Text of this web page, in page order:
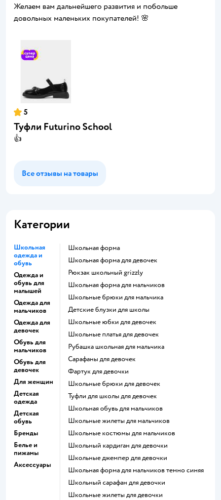
Желаем вам дальнейшего развития и побольше
довольных маленьких покупателей! 🌸
5
Туфли Futurino School
👍
Все отзывы на товары
Категории
Школьная
одежда и
обувь
Одежда и
обувь для
малышей
Одежда для
мальчиков
Одежда для
девочек
Обувь для
мальчиков
Обувь для
девочек
Для женщин
Детская
одежда
Детская
обувь
Бренды
Белье и
пижамы
Аксессуары
Школьная форма
Школьная форма для девочек
Рюкзак школьный grizzly
Школьная форма для мальчиков
Школьные брюки для мальчика
Детские блузки для школы
Школьные юбки для девочек
Школьные платья для девочек
Рубашка школьная для мальчика
Сарафаны для девочек
Фартук для девочки
Школьные брюки для девочек
Туфли для школы для девочек
Школьная обувь для мальчиков
Школьные жилеты для мальчиков
Школьные костюмы для мальчиков
Школьный кардиган для девочки
Школьные джемпер для девочки
Школьная форма для мальчиков темно синяя
Школьный сарафан для девочки
Школьные жилеты для девочки